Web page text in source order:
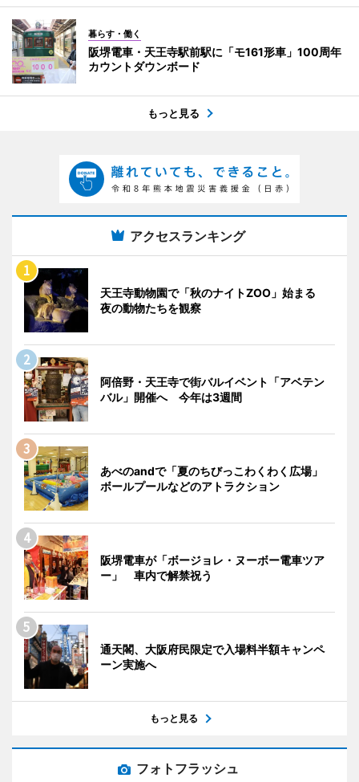
暮らす・働く
阪堺電車・天王寺駅前駅に「モ161形車」100周年
カウントダウンボード
もっと見る
アクセスランキング
天王寺動物園で「秋のナイトZOO」始まる
夜の動物たちを観察
阿倍野・天王寺で街バルイベント「アベテン
バル」開催へ 今年は3週間
あべのandで「夏のちびっこわくわく広場」
ボールプールなどのアトラクション
阪堺電車が「ボージョレ・ヌーボー電車ツア
ー」 車内で解禁祝う
通天閣、大阪府民限定で入場料半額キャンペ
ーン実施へ
もっと見る
フォトフラッシュ